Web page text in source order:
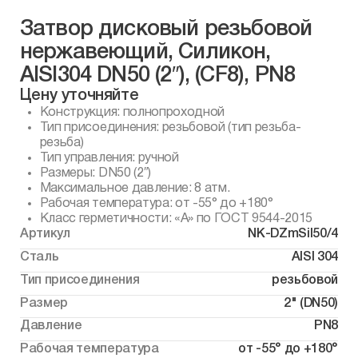
Затвор дисковый резьбовой
нержавеющий, Силикон,
AISI304 DN50 (2″), (CF8), PN8
Цену уточняйте
Конструкция: полнопроходной
Тип присоединения: резьбовой (тип резьба-
резьба)
Тип управления: ручной
Размеры: DN50 (2″)
Максимальное давление: 8 атм.
Рабочая температура: от -55° до +180°
Класс герметичности: «А» по ГОСТ 9544-2015
Артикул
NK-DZmSil50/4
Сталь
AISI 304
Тип присоединения
резьбовой
Размер
2" (DN50)
Давление
PN8
Рабочая температура
от -55° до +180°